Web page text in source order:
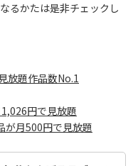
るかたは是非チェックし
見放題作品数No.1
円で見放題
が月500円で見放題